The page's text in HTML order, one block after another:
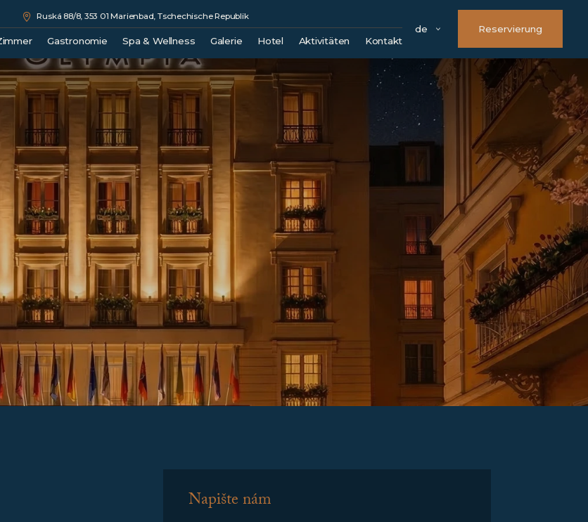
Ruská 88/8, 353 01 Marienbad, Tschechische Republik
Double Comfort
Junior Suite
Luxury Suite
Royal Suite
Gastronomie
Spa & Wellness
Medical Spa
Wellness
Preisliste
Galerie
Hotel
Parken
Treueprogramm OLYMP
Firmendetails
Aktivitäten Kontakt
de Reservierung
Napište nám